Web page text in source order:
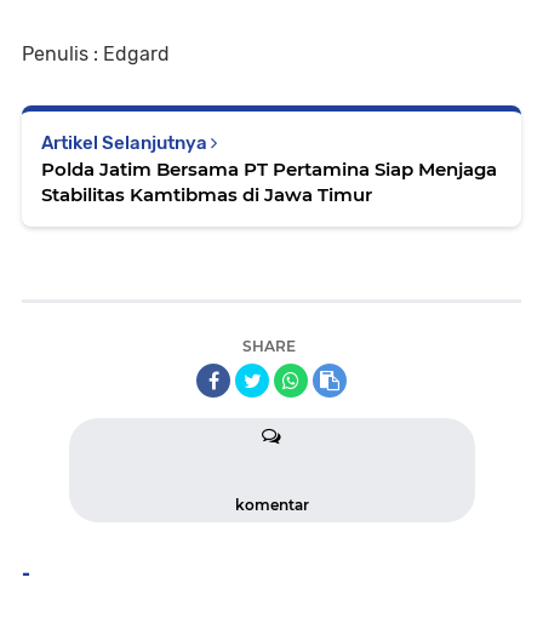
Penulis : Edgard
Artikel Selanjutnya
Polda Jatim Bersama PT Pertamina Siap Menjaga
Stabilitas Kamtibmas di Jawa Timur
SHARE
komentar
-